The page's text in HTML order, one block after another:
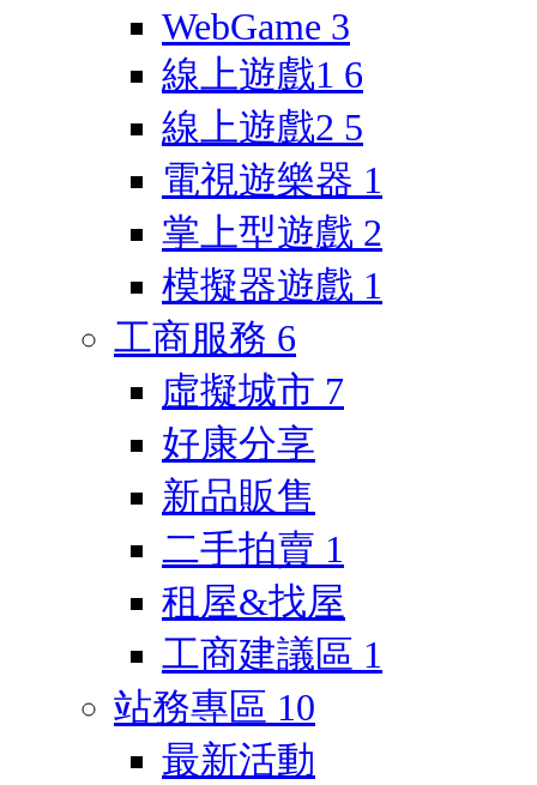
WebGame 3
線上遊戲1 6
線上遊戲2 5
電視遊樂器 1
掌上型遊戲 2
模擬器遊戲 1
工商服務 6
虛擬城市 7
好康分享
新品販售
二手拍賣 1
租屋&找屋
工商建議區 1
站務專區 10
最新活動